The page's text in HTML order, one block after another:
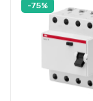
-75%